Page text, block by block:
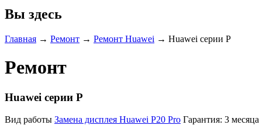
Вы здесь
Главная → Ремонт → Ремонт Huawei → Huawei серии P
Ремонт
Huawei серии P
Вид работы Замена дисплея Huawei P20 Pro Гарантия: 3 месяца